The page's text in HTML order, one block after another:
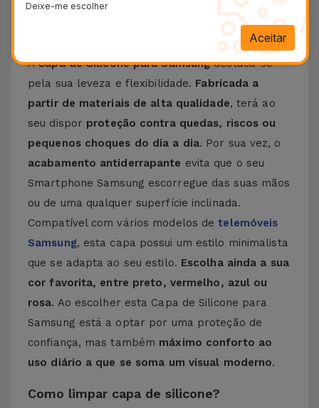
Descubra as vantagens de uma Capa de
ACapa de Silicone para Samsungdestaca-se
pela sua leveza e flexibilidade. Fabricada a
partir de materiais de alta qualidade, terá ao
seu dispor proteção contra quedas, riscos ou
pequenos choques do dia a dia. Por sua vez, o
acabamento antiderrapante evita que o seu
Smartphone Samsung escorregue das suas mãos
ou de uma qualquer superfície inclinada.
Compatível com vários modelos detelemóveis
Samsung, esta capa possui um estilo minimalista
que se adapta ao seu estilo. Escolha ainda a sua
cor favorita, entre preto, vermelho, azul ou
rosa. Ao escolher esta Capa de Silicone para
Samsung está a optar por uma proteção de
confiança, mas também máximo conforto ao
uso diário a que se soma um visual moderno.
Como limpar capa de silicone?
Deixe-me escolher
Aceitar